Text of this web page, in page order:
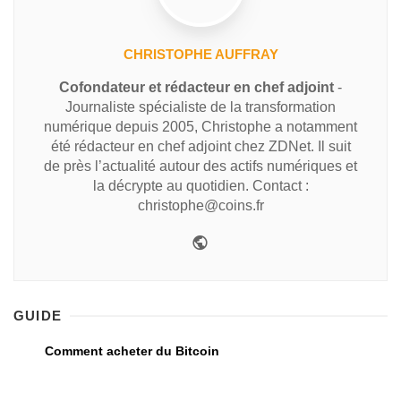
CHRISTOPHE AUFFRAY
Cofondateur et rédacteur en chef adjoint -
Journaliste spécialiste de la transformation
numérique depuis 2005, Christophe a notamment
été rédacteur en chef adjoint chez ZDNet. Il suit
de près l’actualité autour des actifs numériques et
la décrypte au quotidien. Contact :
christophe@coins.fr
GUIDE
Comment acheter du Bitcoin